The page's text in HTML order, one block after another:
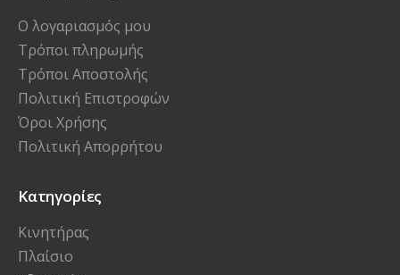
Ο λογαριασμός μου
Τρόποι πληρωμής
Τρόποι Αποστολής
Πολιτική Επιστροφών
Όροι Χρήσης
Πολιτική Απορρήτου
Κατηγορίες
Κινητήρας
Πλαίσιο